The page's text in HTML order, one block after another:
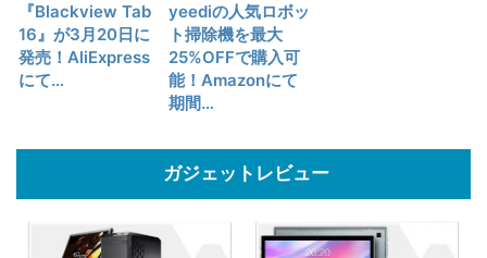
『Blackview Tab
16』が3月20日に
発売！AliExpress
にて…
yeediの人気ロボッ
ト掃除機を最大
25%OFFで購入可
能！Amazonにて
期間…
ガジェットレビュー